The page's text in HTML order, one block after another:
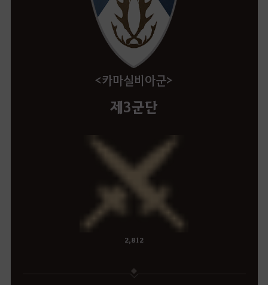
<카마실비아군>
제3군단
2,812